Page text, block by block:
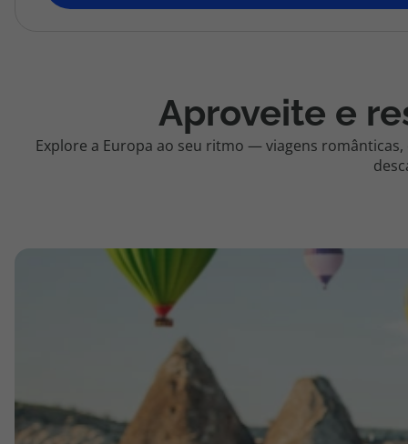
topatlantico@topatlantico.com
Aproveite e
Explore a Europa ao seu ritmo — viagens